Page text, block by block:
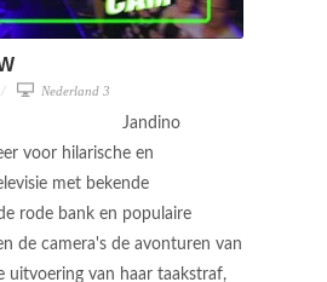
Nederland 3
Jandino
voor hilarische en
met bekende
rode bank en populaire
de camera's de avonturen van
uitvoering van haar taakstraf,